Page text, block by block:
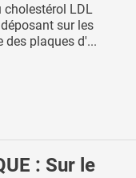
cholestérol LDL
sur les
des plaques d'...
: Sur le